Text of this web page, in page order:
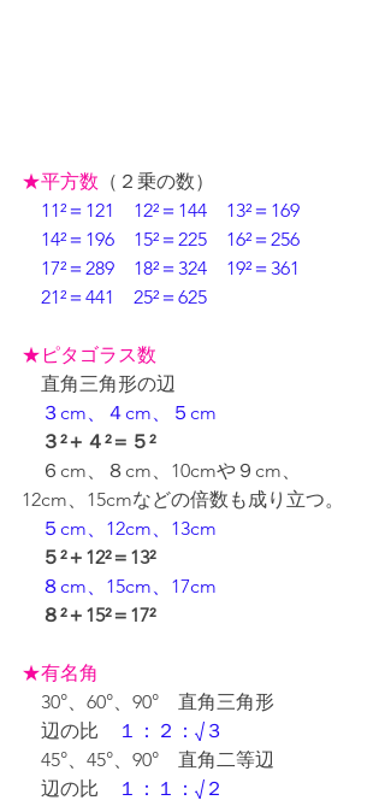
★平方数 （２乗の数）
11²＝121　12²＝144　13²＝169
14²＝196　15²＝225　16²＝256
17²＝289　18²＝324　19²＝361
21²＝441　25²＝625
★ピタゴラス数
直角三角形の辺
３cm、４cm、５cm
３²＋４²＝５²
６cm、８cm、10cmや９cm、
12cm、15cmなどの倍数も成り立つ。
５cm、12cm、13cm
５²＋12²＝13²
８cm、15cm、17cm
８²＋15²＝17²
★有名角
30°、60°、90°　直角三角形
辺の比
１：２：√３
45°、45°、90°　直角二等辺
辺の比
１：１：√２